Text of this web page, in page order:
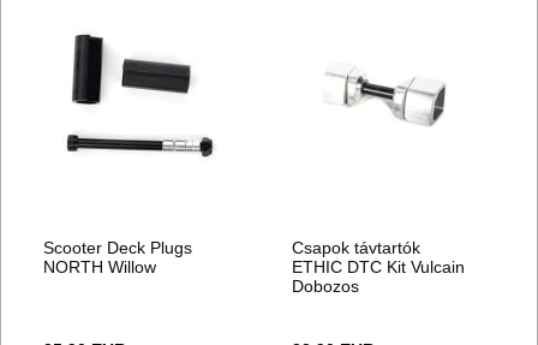
Scooter Deck Plugs
NORTH Willow
Csapok távtartók
ETHIC DTC Kit Vulcain
Dobozos